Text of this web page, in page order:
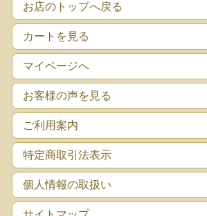
お店のトップへ戻る
カートを見る
マイページへ
お客様の声を見る
ご利用案内
特定商取引法表示
個人情報の取扱い